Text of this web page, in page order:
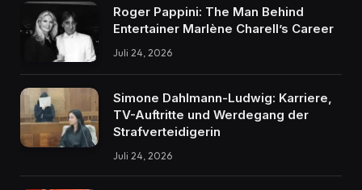
Roger Pappini: The Man Behind
Entertainer Marlène Charell’s Career
Juli 24, 2026
Simone Dahlmann-Ludwig: Karriere,
TV-Auftritte und Werdegang der
Strafverteidigerin
Juli 24, 2026